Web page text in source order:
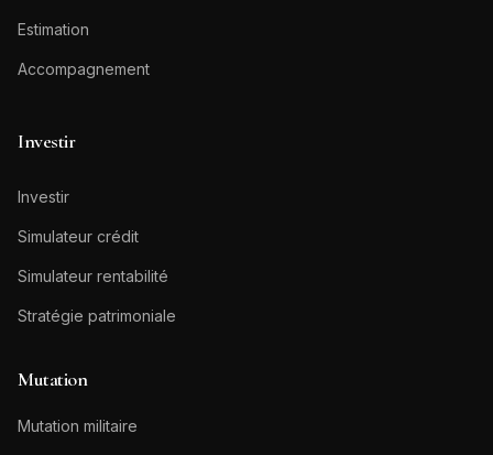
Estimation
Accompagnement
Investir
Investir
Simulateur crédit
Simulateur rentabilité
Stratégie patrimoniale
Mutation
Mutation militaire